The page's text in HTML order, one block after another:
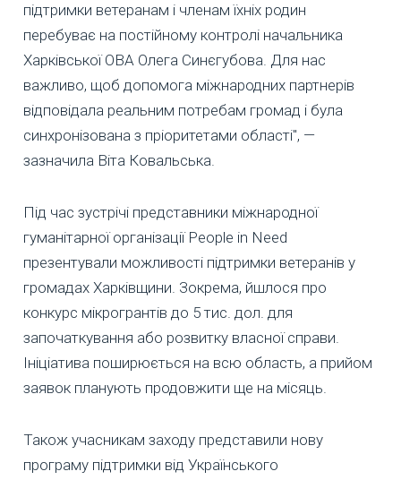
підтримки ветеранам і членам їхніх родин
перебуває на постійному контролі начальника
Харківської ОВА Олега Синєгубова. Для нас
важливо, щоб допомога міжнародних партнерів
відповідала реальним потребам громад і була
синхронізована з пріоритетами області", —
зазначила Віта Ковальська.
Під час зустрічі представники міжнародної
гуманітарної організації People in Need
презентували можливості підтримки ветеранів у
громадах Харківщини. Зокрема, йшлося про
конкурс мікрогрантів до 5 тис. дол. для
започаткування або розвитку власної справи.
Ініціатива поширюється на всю область, а прийом
заявок планують продовжити ще на місяць.
Також учасникам заходу представили нову
програму підтримки від Українського